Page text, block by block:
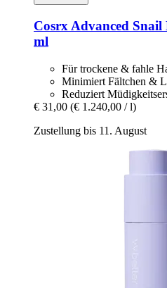
CosrxAdvanced Snail
ml
Für trockene & fahle
Minimiert Fältchen &
Reduziert
€ 31,00 (€ 1.240,00 / l)
Zustellung bis 11. August